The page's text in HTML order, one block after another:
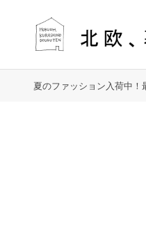
夏のファッション入荷中